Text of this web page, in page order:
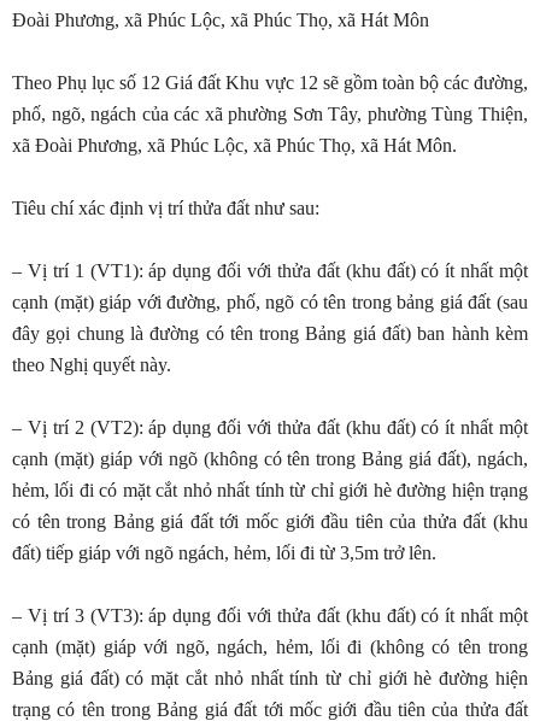
Đoài Phương, xã Phúc Lộc, xã Phúc Thọ, xã Hát Môn
Theo Phụ lục số 12 Giá đất Khu vực 12 sẽ gồm toàn bộ các đường,
phố, ngõ, ngách của các xã phường Sơn Tây, phường Tùng Thiện,
xã Đoài Phương, xã Phúc Lộc, xã Phúc Thọ, xã Hát Môn.
Tiêu chí xác định vị trí thửa đất như sau:
– Vị trí 1 (VT1): áp dụng đối với thửa đất (khu đất) có ít nhất một
cạnh (mặt) giáp với đường, phố, ngõ có tên trong bảng giá đất (sau
đây gọi chung là đường có tên trong Bảng giá đất) ban hành kèm
theo Nghị quyết này.
– Vị trí 2 (VT2): áp dụng đối với thửa đất (khu đất) có ít nhất một
cạnh (mặt) giáp với ngõ (không có tên trong Bảng giá đất), ngách,
hẻm, lối đi có mặt cắt nhỏ nhất tính từ chỉ giới hè đường hiện trạng
có tên trong Bảng giá đất tới mốc giới đầu tiên của thửa đất (khu
đất) tiếp giáp với ngõ ngách, hẻm, lối đi từ 3,5m trở lên.
– Vị trí 3 (VT3): áp dụng đối với thửa đất (khu đất) có ít nhất một
cạnh (mặt) giáp với ngõ, ngách, hẻm, lối đi (không có tên trong
Bảng giá đất) có mặt cắt nhỏ nhất tính từ chỉ giới hè đường hiện
trạng có tên trong Bảng giá đất tới mốc giới đầu tiên của thửa đất